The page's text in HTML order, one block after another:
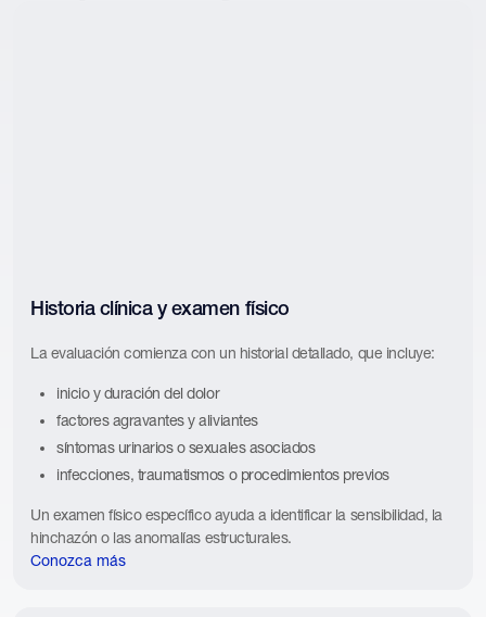
Historia clínica y examen físico
La evaluación comienza con un historial detallado, que incluye:
inicio y duración del dolor
factores agravantes y aliviantes
síntomas urinarios o sexuales asociados
infecciones, traumatismos o procedimientos previos
Un examen físico específico ayuda a identificar la sensibilidad, la
hinchazón o las anomalías estructurales.
Conozca más